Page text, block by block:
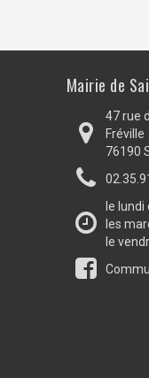
Mairie de
47 rue
Fréville
76190
le
les
le